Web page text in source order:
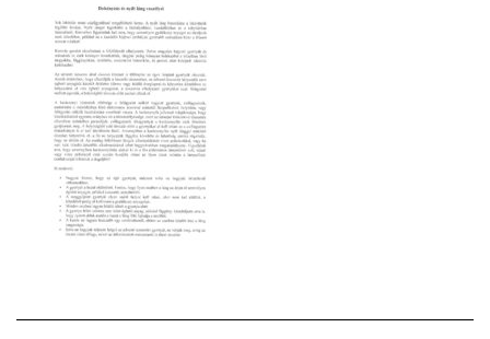
KAPCSOLAT
ÖNKORMÁNYZAT
KÉPVISELŐ-TESTÜLET
VÁLASZTÁSI INFORMÁCIÓK
NEMZETISÉGI ÖNKORMÁNYZAT
PÁLYÁZATOK